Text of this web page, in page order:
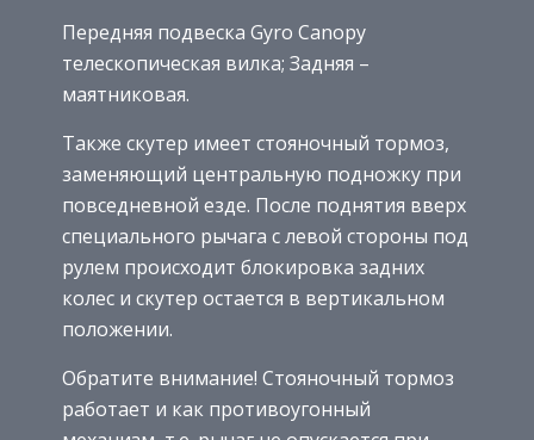
Передняя подвеска Gyro Canopy
телескопическая вилка; Задняя –
маятниковая.
Также скутер имеет стояночный тормоз,
заменяющий центральную подножку при
повседневной езде. После поднятия вверх
специального рычага с левой стороны под
рулем происходит блокировка задних
колес и скутер остается в вертикальном
положении.
Обратите внимание! Стояночный тормоз
работает и как противоугонный